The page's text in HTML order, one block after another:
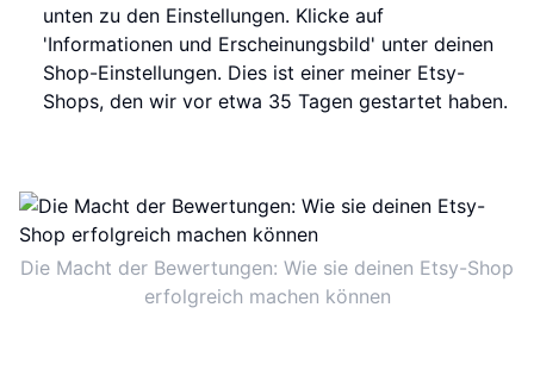
unten zu den Einstellungen. Klicke auf
'Informationen und Erscheinungsbild' unter deinen
Shop-Einstellungen. Dies ist einer meiner Etsy-
Shops, den wir vor etwa 35 Tagen gestartet haben.
Die Macht der Bewertungen: Wie sie deinen Etsy-Shop
erfolgreich machen können